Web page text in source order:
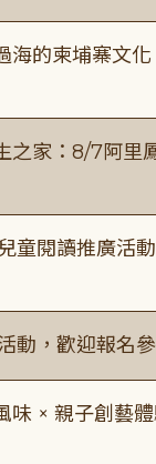
海的柬埔寨文
之家：8/7阿
童閱讀推廣活
動，歡迎報名
味 × 親子創藝